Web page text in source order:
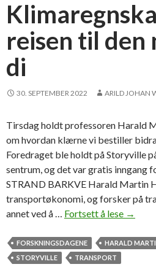
r
j
z
l
a
t
e
reisen til den
di
30. SEPTEMBER 2022 ARILD JOHAN
Tirsdag holdt professoren Harald
om hvordan klærne vi bestiller
Foredraget ble holdt på Storyville
sentrum, og det var gratis inngang
STRAND BARKVE Harald Martin
transportøkonomi, og forsker på
annet ved å … Fortsett å lese K
i
→
FORSKNINGSDAGENE HARALD
STORYVILLE
TRANSPORT